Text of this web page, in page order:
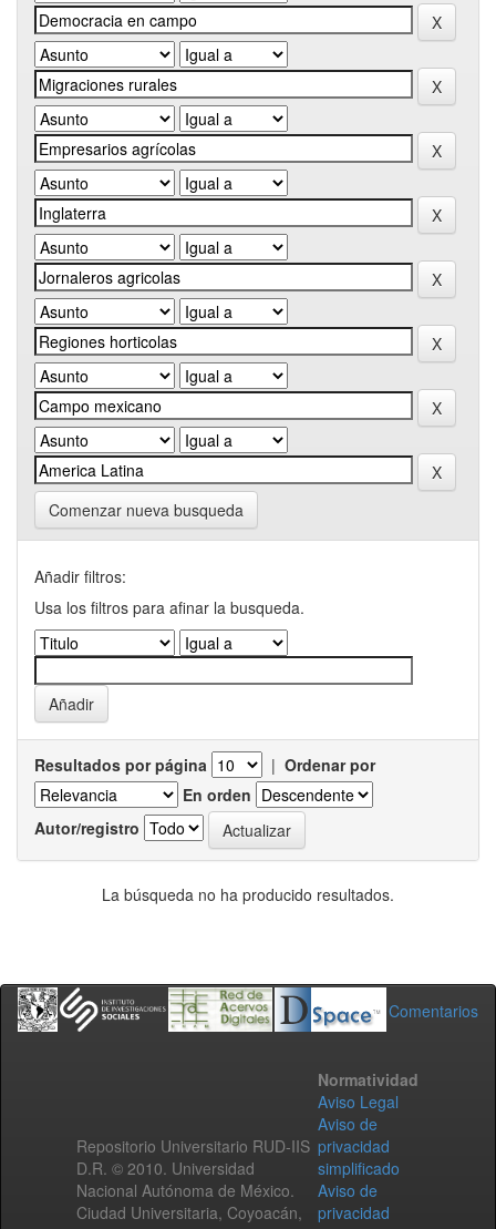
Comenzar nueva busqueda
Añadir filtros:
Usa los filtros para afinar la busqueda.
Resultados por página | Ordenar por
En orden
Autor/registro
La búsqueda no ha producido resultados.
Comentarios
Repositorio Universitario RUD-IIS
D.R. © 2010. Universidad
Nacional Autónoma de México.
Ciudad Universitaria, Coyoacán,
Normatividad
Aviso Legal
Aviso de
privacidad
simplificado
Aviso de
privacidad